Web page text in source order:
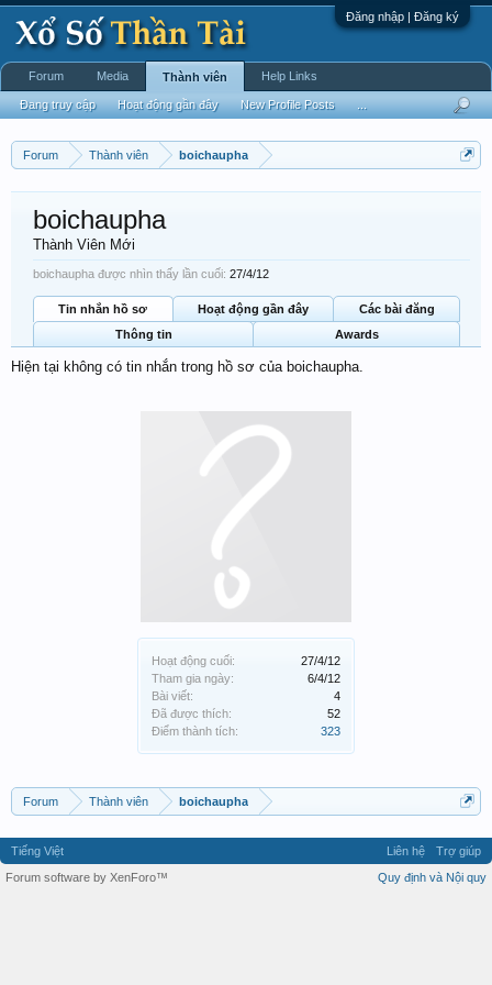
Đăng nhập | Đăng ký
Forum Thành viên boichaupha
Hoạt động cuối:
27/4/12
Tham gia ngày:
6/4/12
Bài viết:
4
Đã được thích:
52
Điểm thành tích:
323
boichaupha
Thành Viên Mới
boichaupha được nhìn thấy lần cuối: 27/4/12
Tin nhắn hồ sơ Hoạt động gần đây
Các bài đăng
Thông tin
Awards
Hiện tại không có tin nhắn trong hồ sơ của boichaupha.
Forum Thành viên boichaupha
Forum Media Thành viên
Đang truy cập Hoạt động gần đây New Profile Posts
Help Links
Tiếng Việt Liên hệ
Trợ giúp
Quy định và Nội quy
Forum software by XenForo™